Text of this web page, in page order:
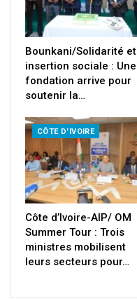
Bounkani/Solidarité et
insertion sociale : Une
fondation arrive pour
soutenir la…
CÔTE D'IVOIRE
Côte d’Ivoire-AIP/ OM
Summer Tour : Trois
ministres mobilisent
leurs secteurs pour…